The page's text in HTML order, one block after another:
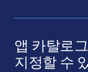
앱 카탈로
지정할 수